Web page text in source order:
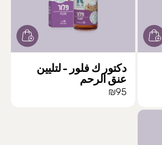
دكتور ك فلور - لتليين
عنق الرحم
₪95